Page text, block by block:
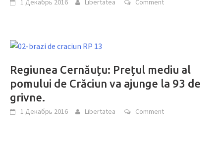
1 Декабрь 2016 Libertatea Comment
Regiunea Cernăuțu: Prețul mediu al
pomului de Crăciun va ajunge la 93 de
grivne.
1 Декабрь 2016 Libertatea Comment